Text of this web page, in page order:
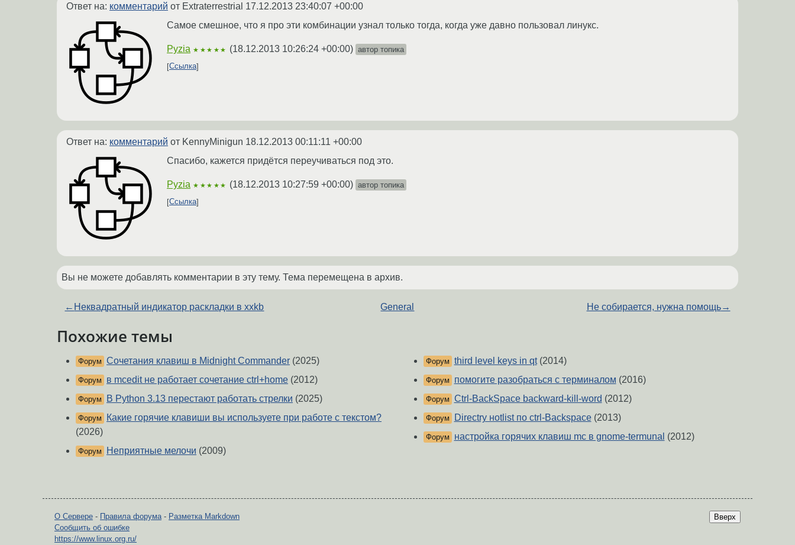
Ответ на: комментарий от Extraterrestrial 17.12.2013 23:40:07 +00:00
Самое смешное, что я про эти комбинации узнал только тогда, когда уже давно пользовал линукс.
Pyzia ★★★★★ (18.12.2013 10:26:24 +00:00) автор топика
Ссылка
Ответ на: комментарий от KennyMinigun 18.12.2013 00:11:11 +00:00
Спасибо, кажется придётся переучиваться под это.
Pyzia ★★★★★ (18.12.2013 10:27:59 +00:00) автор топика
Ссылка
Вы не можете добавлять комментарии в эту тему. Тема перемещена в архив.
← Неквадратный индикатор раскладки в xxkb General Не собирается, нужна помощь→
Похожие темы
Форум Сочетания клавиш в Midnight Commander (2025)
Форум в mcedit не работает сочетание ctrl+home (2012)
Форум В Python 3.13 перестают работать стрелки (2025)
Форум
Какие горячие клавиши вы используете при работе с текстом?
(2026)
Форум Неприятные мелочи (2009)
Форум third level keys in qt(2014)
Форум помогите разобраться с терминалом (2016)
Форум Ctrl-BackSpace backward-kill-word (2012)
Форум Directry нotlist по ctrl-Backspace(2013)
Форум настройка горячих клавиш mc в gnome-termunal (2012)
Вверх
О Сервере - Правила форума- Разметка Markdown
Сообщить об ошибке
https://www.linux.org.ru/